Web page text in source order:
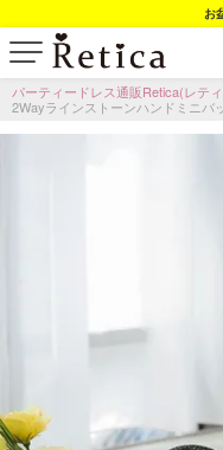
お
パーティードレス通販Retica(レテ
2Wayラインストーンハンドミニバ